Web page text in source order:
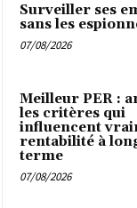
Surveiller ses
sans les
07/08/2026
Meilleur PER :
les critères qui
influencent
rentabilité à
terme
07/08/2026